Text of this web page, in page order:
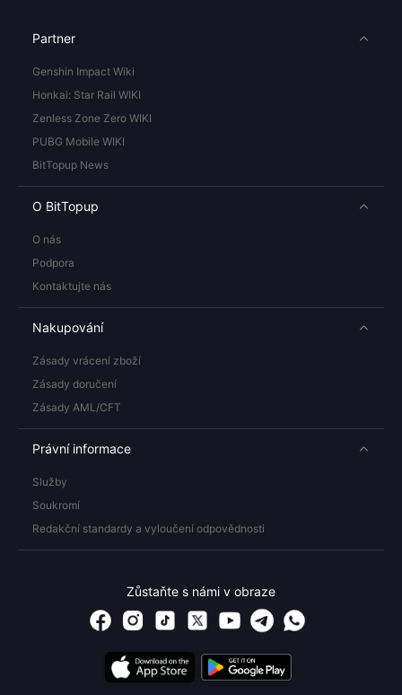
Partner
Genshin Impact Wiki
Honkai: Star Rail WIKI
Zenless Zone Zero WIKI
PUBG Mobile WIKI
BitTopup News
O BitTopup
O nás
Podpora
Kontaktujte nás
Nakupování
Zásady vrácení zboží
Zásady doručení
Zásady AML/CFT
Právní informace
Služby
Soukromí
Redakční standardy a vyloučení odpovědnosti
Zůstaňte s námi v obraze